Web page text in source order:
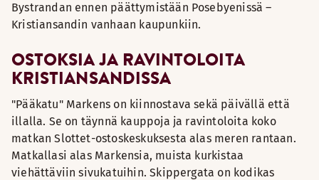
Bystrandan ennen päättymistään Posebyenissä –
Kristiansandin vanhaan kaupunkiin.
OSTOKSIA JA RAVINTOLOITA
KRISTIANSANDISSA
"Pääkatu" Markens on kiinnostava sekä päivällä että
illalla. Se on täynnä kauppoja ja ravintoloita koko
matkan Slottet-ostoskeskuksesta alas meren rantaan.
Matkallasi alas Markensia, muista kurkistaa
viehättäviin sivukatuihin. Skippergata on kodikas